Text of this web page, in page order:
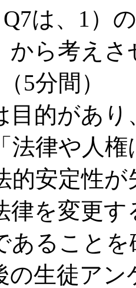
Q7は、1
から考え
5分間）
的があり
法律や人
的安定性
律を変更
あること
の生徒ア